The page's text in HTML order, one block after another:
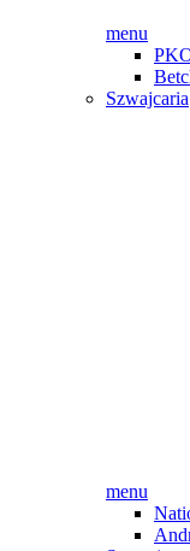
menu
Szwajcaria
menu